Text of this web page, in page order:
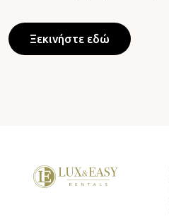
Ξεκινήστε εδώ